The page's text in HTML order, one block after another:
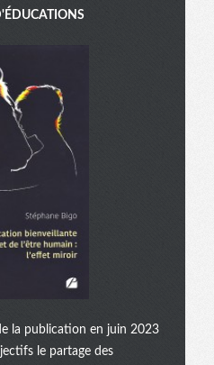
la publication en juin 2023
le partage des